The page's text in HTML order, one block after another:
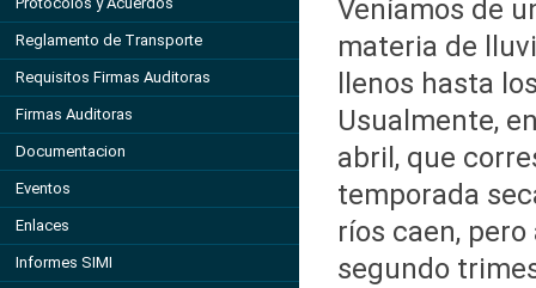
Reglamento de Transporte
Requisitos Firmas Auditoras
Firmas Auditoras
Documentacion
Eventos
Enlaces
Informes SIMI
Veníamos de
materia de
llenos hasta
Usualmente,
abril, que
temporada
ríos caen,
segundo